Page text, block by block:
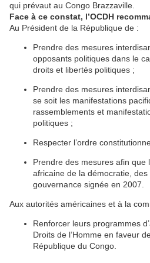
qui prévaut au Congo Brazzaville.
Face à ce constat, l’OCDH
Au Président de la République de :
Prendre des mesures
opposants politiques dans le
droits et libertés politiques ;
Prendre des mesures
se soit les manifestations
rassemblements et
politiques ;
Respecter l’ordre
Prendre des mesures afin que
africaine de la démocratie,
gouvernance signée en 2007.
Aux autorités américaines et à la
Renforcer leurs programmes
Droits de l’Homme en faveur
République du Congo.